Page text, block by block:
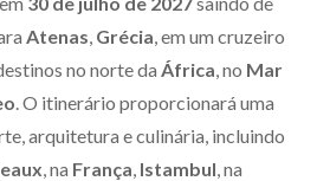
Atenas Grécia , em um cruzeiro
no norte da África , no Mar
. O itinerário proporcionará uma
arquitetura e culinária, incluindo
, na França Istambul , na